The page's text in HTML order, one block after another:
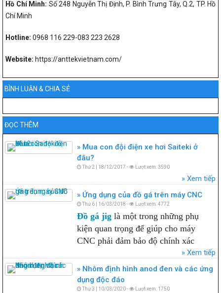
Hồ Chí Minh: Số 248 Nguyễn Thị Định, P. Bình Trưng Tây, Q.2, TP. Hồ
Chí Minh
Hotline: 0968 116 229-083 223 2628
Website: https://anttekvietnam.com/
BÌNH LUẬN & CHIA SẺ
ĐỌC THÊM
Mua con đội điện xe hơi Saiteki ở
đâu?
Thứ 2 | 18/12/2017 - Lượt xem: 3590
Xem tiếp
Ứng dụng của đồ gá trên máy CNC
Thứ 6 | 16/03/2018 - Lượt xem: 4772
Đồ gá jig là một trong những phụ
kiện quan trọng để giúp cho máy
CNC phải đảm bảo độ chính xác
Xem tiếp
Nhôm định hình anod đen và các ứng
dụng độc đáo
Thứ 3 | 10/03/2020 - Lượt xem: 1750